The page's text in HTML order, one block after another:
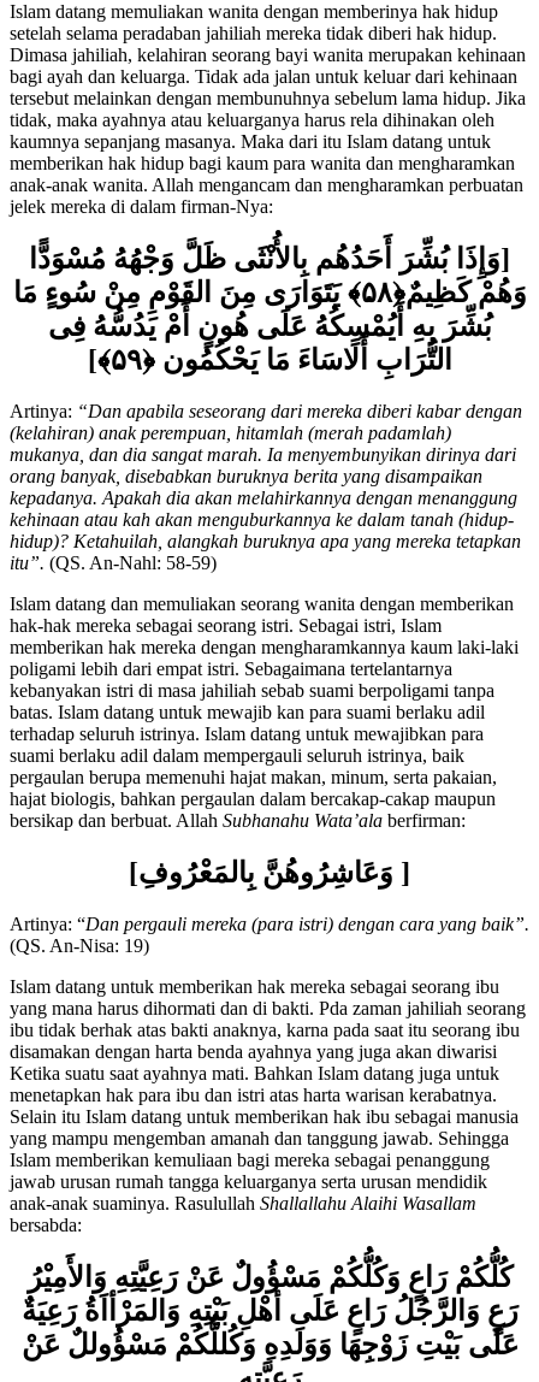
Islam datang memuliakan wanita dengan memberinya hak hidup
setelah selama peradaban jahiliah mereka tidak diberi hak hidup.
Dimasa jahiliah, kelahiran seorang bayi wanita merupakan kehinaan
bagi ayah dan keluarga. Tidak ada jalan untuk keluar dari kehinaan
tersebut melainkan dengan membunuhnya sebelum lama hidup. Jika
tidak, maka ayahnya atau keluarganya harus rela dihinakan oleh
kaumnya sepanjang masanya. Maka dari itu Islam datang untuk
memberikan hak hidup bagi kaum para wanita dan mengharamkan
anak-anak wanita. Allah mengancam dan mengharamkan perbuatan
jelek mereka di dalam firman-Nya:
[وَإِذَا بُشِّرَ أَحَدُهُم بِالأُنْثَى ظَلَّ وَجْهُهُ مُسْوَدًّا
وَهُمْ كَظِيمٌ﴿۵۸﴾ يَتَوَارَى مِنَ القَوْمِ مِنْ سُوءٍ مَا
بُشِّرَ بِهِ أَيُمْسِكُهُ عَلَى هُونٍ أَمْ يَدُسُّهُ فِى
التُّرَابِ أَلَاسَاءَ مَا يَحْكُمُون ﴿۵۹﴾]
Artinya: “Dan apabila seseorang dari mereka diberi kabar dengan
(kelahiran) anak perempuan, hitamlah (merah padamlah)
mukanya, dan dia sangat marah. Ia menyembunyikan dirinya dari
orang banyak, disebabkan buruknya berita yang disampaikan
kepadanya. Apakah dia akan melahirkannya dengan menanggung
kehinaan atau kah akan menguburkannya ke dalam tanah (hidup-
hidup)? Ketahuilah, alangkah buruknya apa yang mereka tetapkan
itu”. (QS. An-Nahl: 58-59)
Islam datang dan memuliakan seorang wanita dengan memberikan
hak-hak mereka sebagai seorang istri. Sebagai istri, Islam
memberikan hak mereka dengan mengharamkannya kaum laki-laki
poligami lebih dari empat istri. Sebagaimana tertelantarnya
kebanyakan istri di masa jahiliah sebab suami berpoligami tanpa
batas. Islam datang untuk mewajib kan para suami berlaku adil
terhadap seluruh istrinya. Islam datang untuk mewajibkan para
suami berlaku adil dalam mempergauli seluruh istrinya, baik
pergaulan berupa memenuhi hajat makan, minum, serta pakaian,
hajat biologis, bahkan pergaulan dalam bercakap-cakap maupun
bersikap dan berbuat. Allah Subhanahu Wata’ala berfirman:
[ وَعَاشِرُوهُنَّ بِالمَعْرُوفِ]
Artinya: “Dan pergauli mereka (para istri) dengan cara yang baik”.
(QS. An-Nisa: 19)
Islam datang untuk memberikan hak mereka sebagai seorang ibu
yang mana harus dihormati dan di bakti. Pda zaman jahiliah seorang
ibu tidak berhak atas bakti anaknya, karna pada saat itu seorang ibu
disamakan dengan harta benda ayahnya yang juga akan diwarisi
Ketika suatu saat ayahnya mati. Bahkan Islam datang juga untuk
menetapkan hak para ibu dan istri atas harta warisan kerabatnya.
Selain itu Islam datang untuk memberikan hak ibu sebagai manusia
yang mampu mengemban amanah dan tanggung jawab. Sehingga
Islam memberikan kemuliaan bagi mereka sebagai penanggung
jawab urusan rumah tangga keluarganya serta urusan mendidik
anak-anak suaminya. Rasulullah Shallallahu Alaihi Wasallam
bersabda:
كُلُّكُمْ رَاعٍ وَكُلُّكُمْ مَسْؤُولٌ عَنْ رَعِيَّتِهِ وَالأَمِيْرُ
رَعٍ وَالرَّجُلُ رَاعٍ عَلَى أهْلِ بَيْتِهِ وَالمَرْأاَةُ رَعِيَةٌ
عَلَى بَيْتِ زَوْجِهَا وَوَلَدِهِ وَكُللُّكُمْ مَسْؤُوللٌ عَنْ